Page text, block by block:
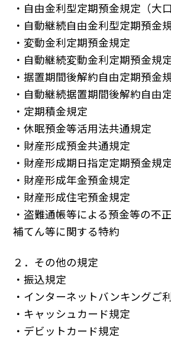
・自由金利型定期預金規定（大口
・自動継続自由金利型定期預金
・変動金利定期預金規定
・自動継続変動金利定期預金規
・据置期間後解約自由定期預金
・自動継続据置期間後解約自由
・定期積金規定
・休眠預金等活用法共通規定
・財産形成預金共通規定
・財産形成期日指定定期預金規
・財産形成年金預金規定
・財産形成住宅預金規定
・盗難通帳等による預金等の不
補てん等に関する特約
２．その他の規定
・振込規定
・インターネットバンキングご
・キャッシュカード規定
・デビットカード規定